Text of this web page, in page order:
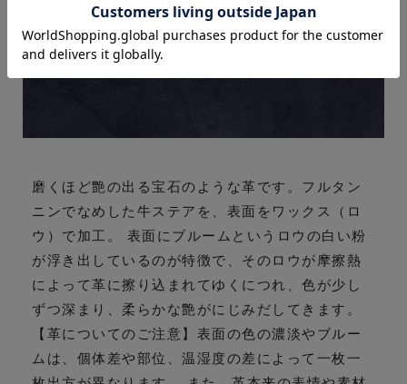
磨くほど艶の出る宝石のような革です。フルタン
ニンでなめした牛ステアを、表面をワックス（ロ
ウ）で加工。 表面にブルームというロウの白い粉
が浮き出しているのが特徴で、そのロウが摩擦熱
によって革に擦り込まれてゆくにつれ、色が少し
ずつ深まり、柔らかな艶がにじみだしてきます。
【革についてのご注意】表面の色の濃淡やブルー
ムは、個体差や部位、温湿度の差によって一枚一